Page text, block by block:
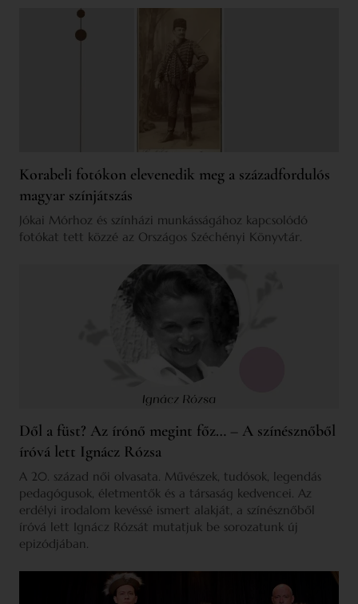
Korabeli fotókon elevenedik meg a századfordulós
magyar színjátszás
Jókai Mórhoz és színházi munkásságához kapcsolódó
fotókat tett közzé az Országos Széchényi Könyvtár.
Dől a füst? Az írónő megint főz… – A színésznőből
íróvá lett Ignácz Rózsa
A 20. század női olvasata. Művészek, tudósok, legendás
pedagógusok, életmentők és a társaság kedvencei. Az
erdélyi irodalom kevéssé ismert alakját, a színésznőből
íróvá lett Ignácz Rózsát mutatjuk be sorozatunk új
epizódjában.